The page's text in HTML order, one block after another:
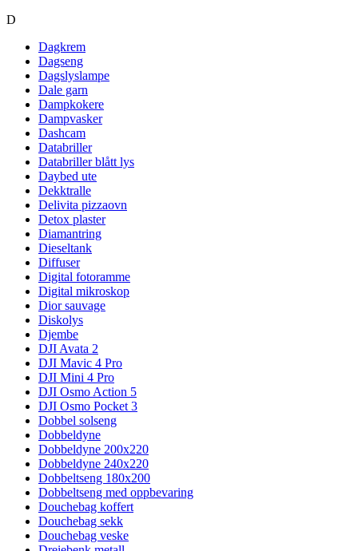
D
Dagkrem
Dagseng
Dagslyslampe
Dale garn
Dampkokere
Dampvasker
Dashcam
Databriller
Databriller blått lys
Daybed ute
Dekktralle
Delivita pizzaovn
Detox plaster
Diamantring
Dieseltank
Diffuser
Digital fotoramme
Digital mikroskop
Dior sauvage
Diskolys
Djembe
DJI Avata 2
DJI Mavic 4 Pro
DJI Mini 4 Pro
DJI Osmo Action 5
DJI Osmo Pocket 3
Dobbel solseng
Dobbeldyne
Dobbeldyne 200x220
Dobbeldyne 240x220
Dobbeltseng 180x200
Dobbeltseng med oppbevaring
Douchebag koffert
Douchebag sekk
Douchebag veske